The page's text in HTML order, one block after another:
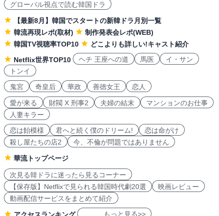
グローバル視点で読む韓国ドラ
【最新8月】韓国でスタートの新韓ドラ月別一覧
韓流再現レポ(取材)
制作発表会レポ(WEB)
韓国TV視聴率TOP10
どこよりも詳しい!キャスト紹介
Netflix世界TOP10
ヘチ 王座への道 馬医
イ・サン
トンイ
鬼宮
奇皇后 華政 善徳女王 恋人
愛が来る 財閥 X 刑事2 夫婦の結末
マンションのお仕事
人妻キラー
恋は飴模様
君へと続く僕のドリーム!
恋は命がけ
殺し屋たちの店2
今、不倫が問題ではありません
華流トップページ
次見る韓ドラに迷ったら見るコーナー
【保存版】Netflixで見られる韓国時代劇20選
映画レビュー
動画配信サービスをまとめて紹介
もっと見る>>